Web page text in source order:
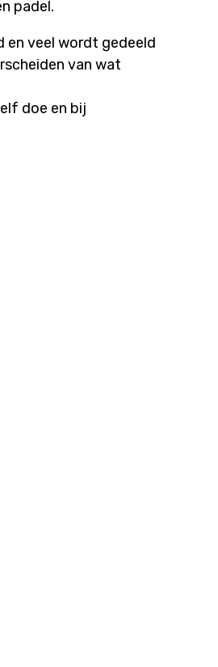
padel.
en veel wordt gedeeld
van wat
doe en bij